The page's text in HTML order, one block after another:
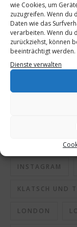
wie Cookies, um
zuzugreifen. Wenn du
Daten wie das
verarbeiten. Wenn du
zurückziehst, können
beeinträchtigt werden.
Dienste verwalten
AUSTAUSCH
DIALOG
GESUNDE
INSTAGRAM
KLATSCH UND
LONDON